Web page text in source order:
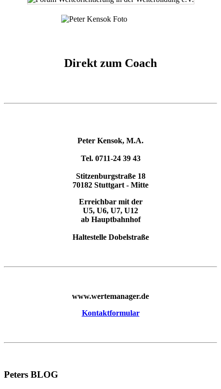
Direkt zum Coach
Peter Kensok, M.A.
Tel. 0711-24 39 43
Stitzenburgstraße 18
70182 Stuttgart - Mitte
Erreichbar mit der
U5, U6, U7, U12
ab Hauptbahnhof
Haltestelle Dobelstraße
www.wertemanager.de
Kontaktformular
Peters BLOG